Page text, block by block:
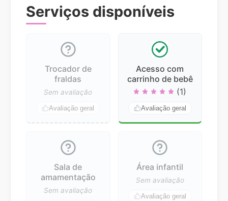
Serviços disponíveis
Trocador de
fraldas
Sem avaliação
Avaliação geral
Acesso com
carrinho de bebê
(1)
Avaliação geral
Sala de
amamentação
Sem avaliação
Área infantil
Sem avaliação
Avaliação geral